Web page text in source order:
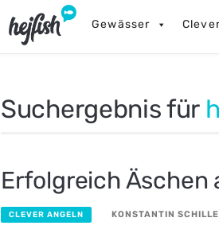
Gewässer
Suchergebnis für
Erfolgreich Äschen
CLEVER ANGELN KONSTANTIN